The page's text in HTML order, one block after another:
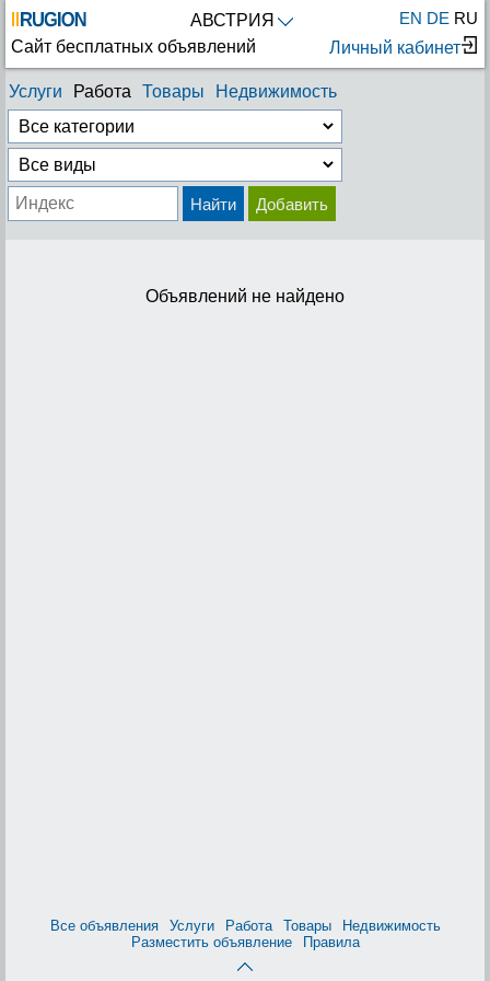
АВСТРИЯ EN DE RU
Сайт бесплатных объявлений
Личный кабинет
Услуги Работа Товары Недвижимость
Найти Добавить
Объявлений не найдено
Все объявления Услуги Работа Товары
Недвижимость
Разместить объявление
Правила